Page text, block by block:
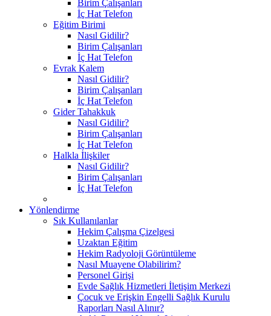
Birim Çalışanları
İç Hat Telefon
Eğitim Birimi
Nasıl Gidilir?
Birim Çalışanları
İç Hat Telefon
Evrak Kalem
Nasıl Gidilir?
Birim Çalışanları
İç Hat Telefon
Gider Tahakkuk
Nasıl Gidilir?
Birim Çalışanları
İç Hat Telefon
Halkla İlişkiler
Nasıl Gidilir?
Birim Çalışanları
İç Hat Telefon
Yönlendirme
Sık Kullanılanlar
Hekim Çalışma Çizelgesi
Uzaktan Eğitim
Hekim Radyoloji Görüntüleme
Nasıl Muayene Olabilirim?
Personel Girişi
Evde Sağlık Hizmetleri İletişim Merkezi
Çocuk ve Erişkin Engelli Sağlık Kurulu
Raporları Nasıl Alınır?